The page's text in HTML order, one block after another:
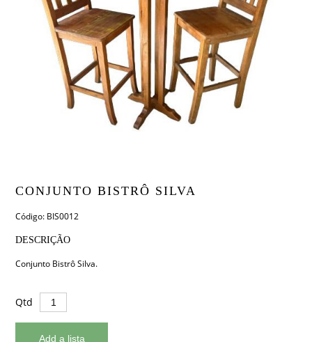
CONJUNTO BISTRÔ SILVA
Código: BIS0012
DESCRIÇÃO
Conjunto Bistrô Silva.
Qtd